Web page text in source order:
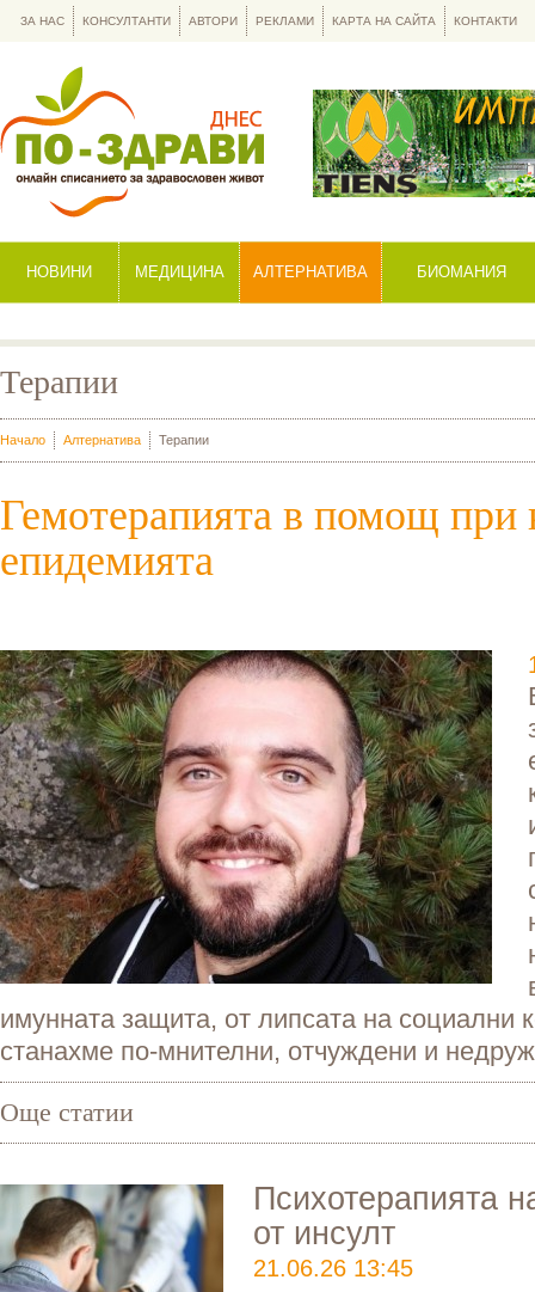
НОВИНИ МЕДИЦИНА АЛТЕРНАТИВА БИОМАНИЯ
ЗА НАС КОНСУЛТАНТИ АВТОРИ РЕКЛАМИ КАРТА НА САЙТА КОНТАКТИ
Терапии
Начало Алтернатива Терапии
Гемотерапията в помощ при
епидемията
имунната защита, от липсата на социални
станахме по-мнителни, отчуждени и
Още статии
Психотерапията
от инсулт
21.06.26 13:45